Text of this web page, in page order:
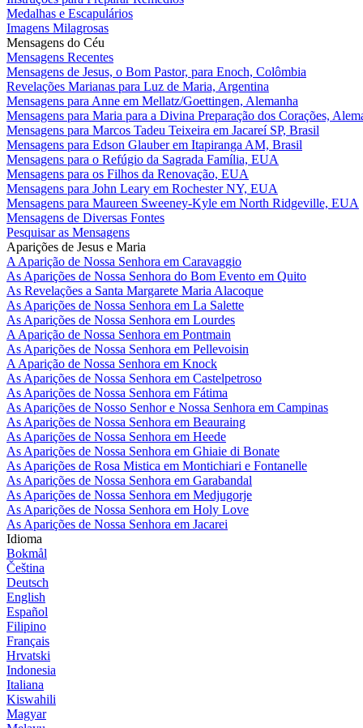
Medalhas e Escapulários
Imagens Milagrosas
Mensagens do Céu
Mensagens Recentes
Mensagens de Jesus, o Bom Pastor, para Enoch, Colômbia
Revelações Marianas para Luz de Maria, Argentina
Mensagens para Anne em Mellatz/Goettingen, Alemanha
Mensagens para Maria para a Divina Preparação dos Corações,
Mensagens para Marcos Tadeu Teixeira em Jacareí SP, Brasil
Mensagens para Edson Glauber em Itapiranga AM, Brasil
Mensagens para o Refúgio da Sagrada Família, EUA
Mensagens para os Filhos da Renovação, EUA
Mensagens para John Leary em Rochester NY, EUA
Mensagens para Maureen Sweeney-Kyle em North Ridgeville, EUA
Mensagens de Diversas Fontes
Pesquisar as Mensagens
Aparições de Jesus e Maria
A Aparição de Nossa Senhora em Caravaggio
As Aparições de Nossa Senhora do Bom Evento em Quito
As Revelações a Santa Margarete Maria Alacoque
As Aparições de Nossa Senhora em La Salette
As Aparições de Nossa Senhora em Lourdes
A Aparição de Nossa Senhora em Pontmain
As Aparições de Nossa Senhora em Pellevoisin
A Aparição de Nossa Senhora em Knock
As Aparições de Nossa Senhora em Castelpetroso
As Aparições de Nossa Senhora em Fátima
As Aparições de Nosso Senhor e Nossa Senhora em Campinas
As Aparições de Nossa Senhora em Beauraing
As Aparições de Nossa Senhora em Heede
As Aparições de Nossa Senhora em Ghiaie di Bonate
As Aparições de Rosa Mistica em Montichiari e Fontanelle
As Aparições de Nossa Senhora em Garabandal
As Aparições de Nossa Senhora em Medjugorje
As Aparições de Nossa Senhora em Holy Love
As Aparições de Nossa Senhora em Jacarei
Idioma
Bokmål
Čeština
Deutsch
English
Español
Filipino
Français
Hrvatski
Indonesia
Italiana
Kiswahili
Magyar